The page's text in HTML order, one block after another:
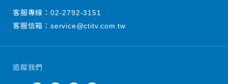
追蹤我們
客服專線： 02-2792-3151
客服信箱： service@ctitv.com.tw